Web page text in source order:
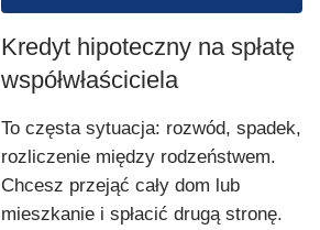
Kredyt hipoteczny na spłatę
współwłaściciela
To częsta sytuacja: rozwód, spadek,
rozliczenie między rodzeństwem.
Chcesz przejąć cały dom lub
mieszkanie i spłacić drugą stronę.